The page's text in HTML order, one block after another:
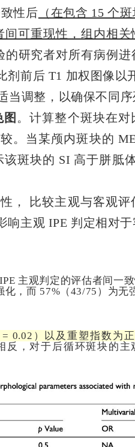
性后 （在包含 15 个
可重现性，组内相关
研究者对所有病例
前后 T1 加权图像以
调整，以确保不同序
。计算整个斑块在
。 当某颅内斑块的
斑块的 SI 高于胼胝
， 比较主观与客观评
主观 IPE 判定相对于
主观判定的评估者间一
，而 57%（43/75）为无
0.02） 以及重塑指数 为
反，对于后循环斑块的主